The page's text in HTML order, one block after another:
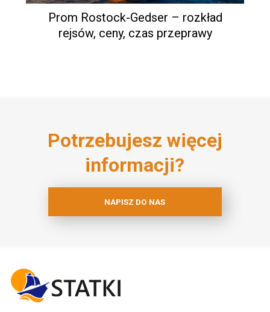
Prom Rostock-Gedser – rozkład
rejsów, ceny, czas przeprawy
Potrzebujesz więcej
informacji?
NAPISZ DO NAS